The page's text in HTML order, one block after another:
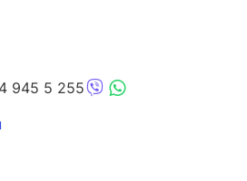
945 5 255